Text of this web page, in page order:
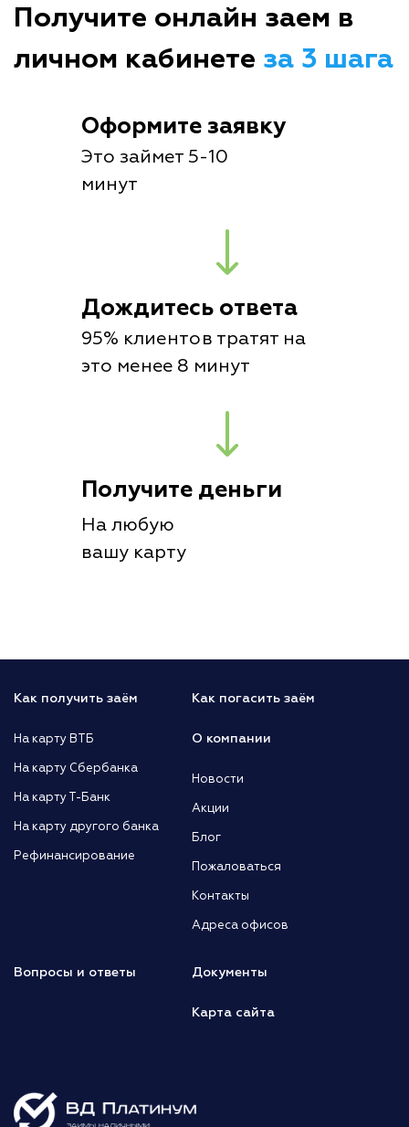
Получите онлайн заем в
личном кабинете за 3 шага
Оформите заявку
Это займет 5-10
минут
Дождитесь ответа
95% клиентов тратят на
это менее 8 минут
Получите деньги
На любую
вашу карту
Как получить заём
На карту ВТБ
На карту Сбербанка
На карту Т-Банк
На карту другого банка
Рефинансирование
Как погасить заём
О компании
Новости
Акции
Блог
Пожаловаться
Контакты
Адреса офисов
Вопросы и ответы Документы
Карта сайта